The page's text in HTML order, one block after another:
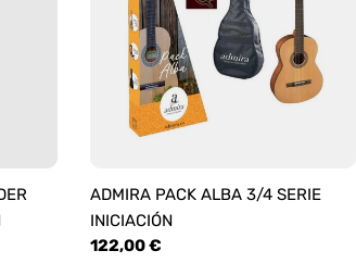
ADMIRA PACK ALBA 3/4 SERIE
INICIACIÓN
Precio
122,00 €